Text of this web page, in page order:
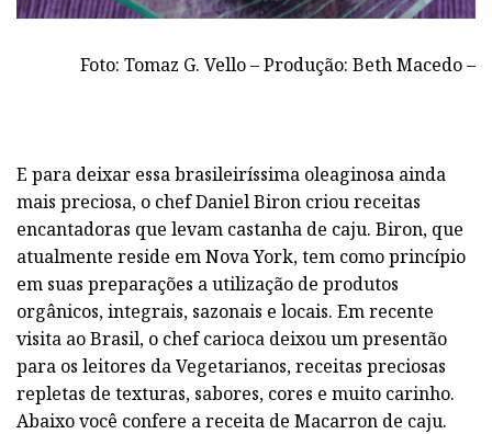
Foto: Tomaz G. Vello – Produção: Beth Macedo –
E para deixar essa brasileiríssima oleaginosa ainda
mais preciosa, o chef Daniel Biron criou receitas
encantadoras que levam castanha de caju. Biron, que
atualmente reside em Nova York, tem como princípio
em suas preparações a utilização de produtos
orgânicos, integrais, sazonais e locais. Em recente
visita ao Brasil, o chef carioca deixou um presentão
para os leitores da Vegetarianos, receitas preciosas
repletas de texturas, sabores, cores e muito carinho.
Abaixo você confere a receita de Macarron de caju.